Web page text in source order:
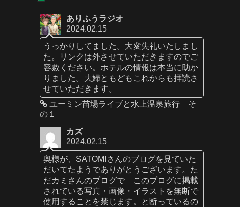
ありふうラジオ
2024.02.15
うっかりしてました。大変失礼いたしまし
た。リンクは外させていただきますのでご
容赦ください。ホテルの情報は本当に助か
りました。夫婦ともどもこれからも拝読さ
せていただきます。
ユーミン苗場ライブと水上温泉旅行 そ
の１
カズ
2024.02.15
奥様が、SATOMIさんのブログを見ていた
だいてたようでありがとうございます。た
だカミさんのブログで このブログに掲載
されている写真・画像・イラストを無断で
使用することを禁じます。と断っているの